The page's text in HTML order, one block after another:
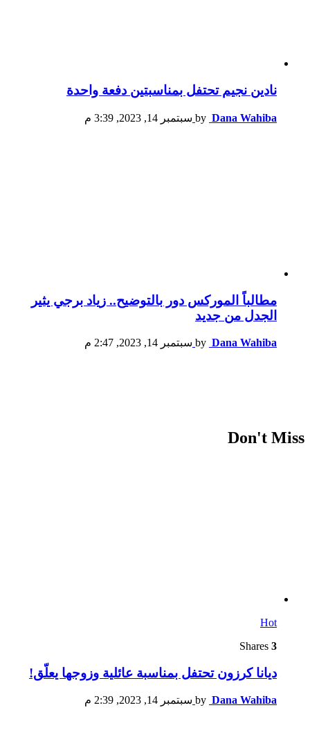
نادين نجيم تحتفل بمناسبتين دفعة واحدة
by Dana Wahiba سبتمبر 14, 2023, 3:39 م
مطالباً الموركس دور بالتوضيح.. زياد برجي يثير
الجدل من جديد
by Dana Wahiba سبتمبر 14, 2023, 2:47 م
Don't Miss
Hot
3
ديانا كرزون تحتفل بمناسبة عائلية وزوجها يعلّق!
by Dana Wahiba سبتمبر 14, 2023, 2:39 م